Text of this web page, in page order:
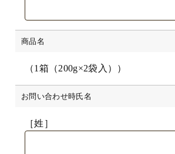
商品名
（1箱（200g×2袋入））
お問い合わせ時氏名
［姓］